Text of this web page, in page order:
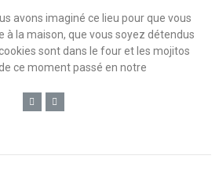
avons imaginé ce lieu pour que vous
à la maison, que vous soyez détendus
sont dans le four et les mojitos
ce moment passé en notre